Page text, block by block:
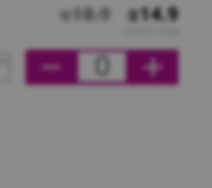
₪14.9
₪18.9
0